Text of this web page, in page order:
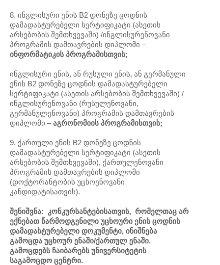
8. ინგლისური ენის B2 დონეზე ცოდნის
დამადასტურებელი სერტიფიკატი (ასეთის
არსებობის შემთხვევაში) /ინგლისურენოვანი
პროგრამის დამთავრების დიპლომი –
ინფორმატიკის პროგრამისთვის;
ინგლისური ენის, ან რუსული ენის, ან გერმანული
ენის B2 დონეზე ცოდნის დამადასტურებელი
სერტიფიკატი (ასეთის არსებობის შემთხვევაში) /
ინგლისურენოვანი (რუსულენოვანი,
გერმანულენოვანი) პროგრამის დამთავრების
დიპლომი –აგრონომიის პროგრამისთვის;
9. ქართული ენის B2 დონეზე ცოდნის
დამადასტურებელი სერტიფიკატი (ასეთის
არსებობის შემთხვევაში), ქართულენოვანი
პროგრამის დამთავრების დიპლომი
(დოქტორანტობის უცხოენოვანი
კანდიდატისათვის).
შენიშვნა: კონკურსანტებისათვის, რომელთაც არ
ექნებათ წარმოდგენილი უცხოური ენის ცოდნის
დამადასტურებელი დოკუმენტი, ინიშნება
გამოცდა უცხოურ ენაში/ქართულ ენაში.
გამოცდებს ჩაიბარებს უნივერსიტეტის
საგამოცდო ცენტრი.